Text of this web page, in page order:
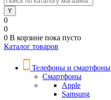
0
0
0 В корзине пока пусто
Каталог товаров
Телефоны и смартфоны
Смартфоны
Apple
Samsung